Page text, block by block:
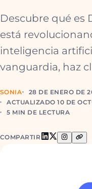
Descubre qué es
está
inteligencia
vanguardia, haz
SONIA
28 DE ENERO DE
ACTUALIZADO 10 DE
5 MIN DE LECTURA
COMPARTIR